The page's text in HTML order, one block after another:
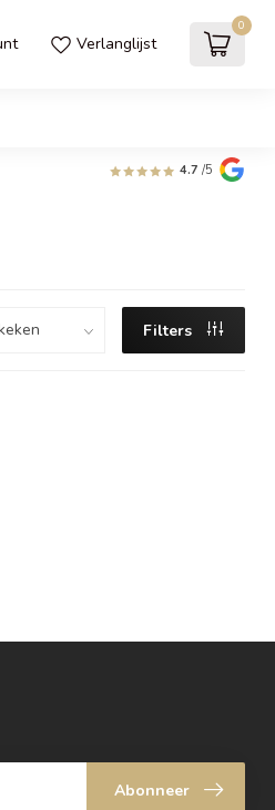
Verlanglijst
0
4.7 /5
Filters
Abonneer